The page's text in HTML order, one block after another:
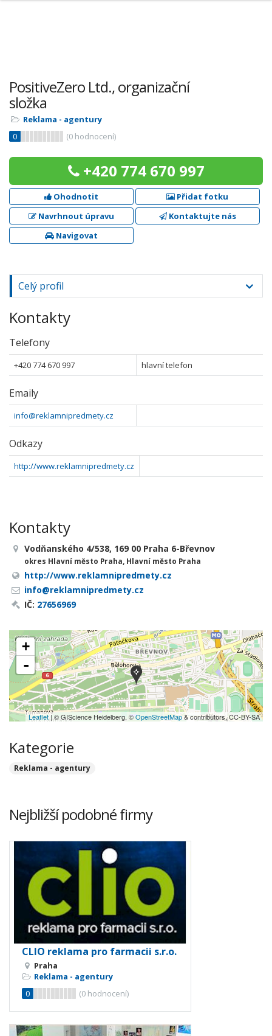
PositiveZero Ltd., organizační
složka
Reklama - agentury
0
(0 hodnocení)
+420 774 670 997
Ohodnotit
Přidat fotku
Navrhnout úpravu
Kontaktujte nás
Navigovat
Celý profil
Kontakty
Telefony
+420 774 670 997 hlavní telefon
Emaily
info@reklamnipredmety.cz
Odkazy
http://www.reklamnipredmety.cz
Kontakty
Vodňanského 4/538, 169 00 Praha 6-Břevnov
okres Hlavní město Praha, Hlavní město Praha
http://www.reklamnipredmety.cz
info@reklamnipredmety.cz
IČ: 27656969
+
-
Leaflet| © GIScience Heidelberg, ©OpenStreetMap& contributors, CC-BY-SA
Kategorie
Reklama - agentury
Nejbližší podobné firmy
CLIO reklama pro farmacii s.r.o.
Praha
Reklama - agentury
0
(0 hodnocení)